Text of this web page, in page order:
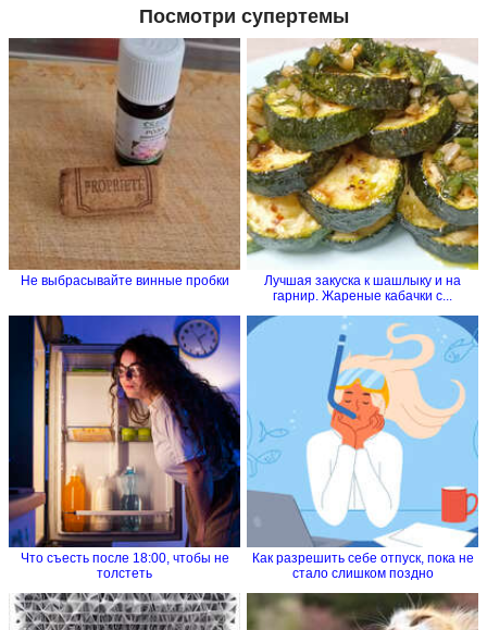
Посмотри супертемы
Не выбрасывайте винные пробки
Лучшая закуска к шашлыку и на
гарнир. Жареные кабачки с...
Что съесть после 18:00, чтобы не
толстеть
Как разрешить себе отпуск, пока не
стало слишком поздно